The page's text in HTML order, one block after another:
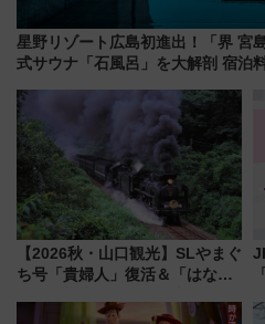
星野リゾート広島初進出！「界 宮
式サウナ「石風呂」を大解剖 宿泊
【2026秋・山口観光】SLやまぐ
ち号「貴婦人」復活＆「はなあ
注目観光列車まとめ きっぷの取